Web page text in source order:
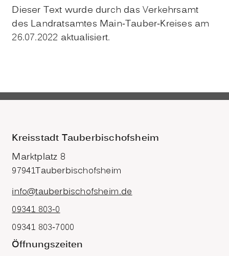
Dieser Text wurde durch das Verkehrsamt
des Landratsamtes Main-Tauber-Kreises am
26.07.2022 aktualisiert.
Kreisstadt Tauberbischofsheim
Marktplatz 8
97941Tauberbischofsheim
info@tauberbischofsheim.de
09341 803-0
09341 803-7000
Öffnungszeiten